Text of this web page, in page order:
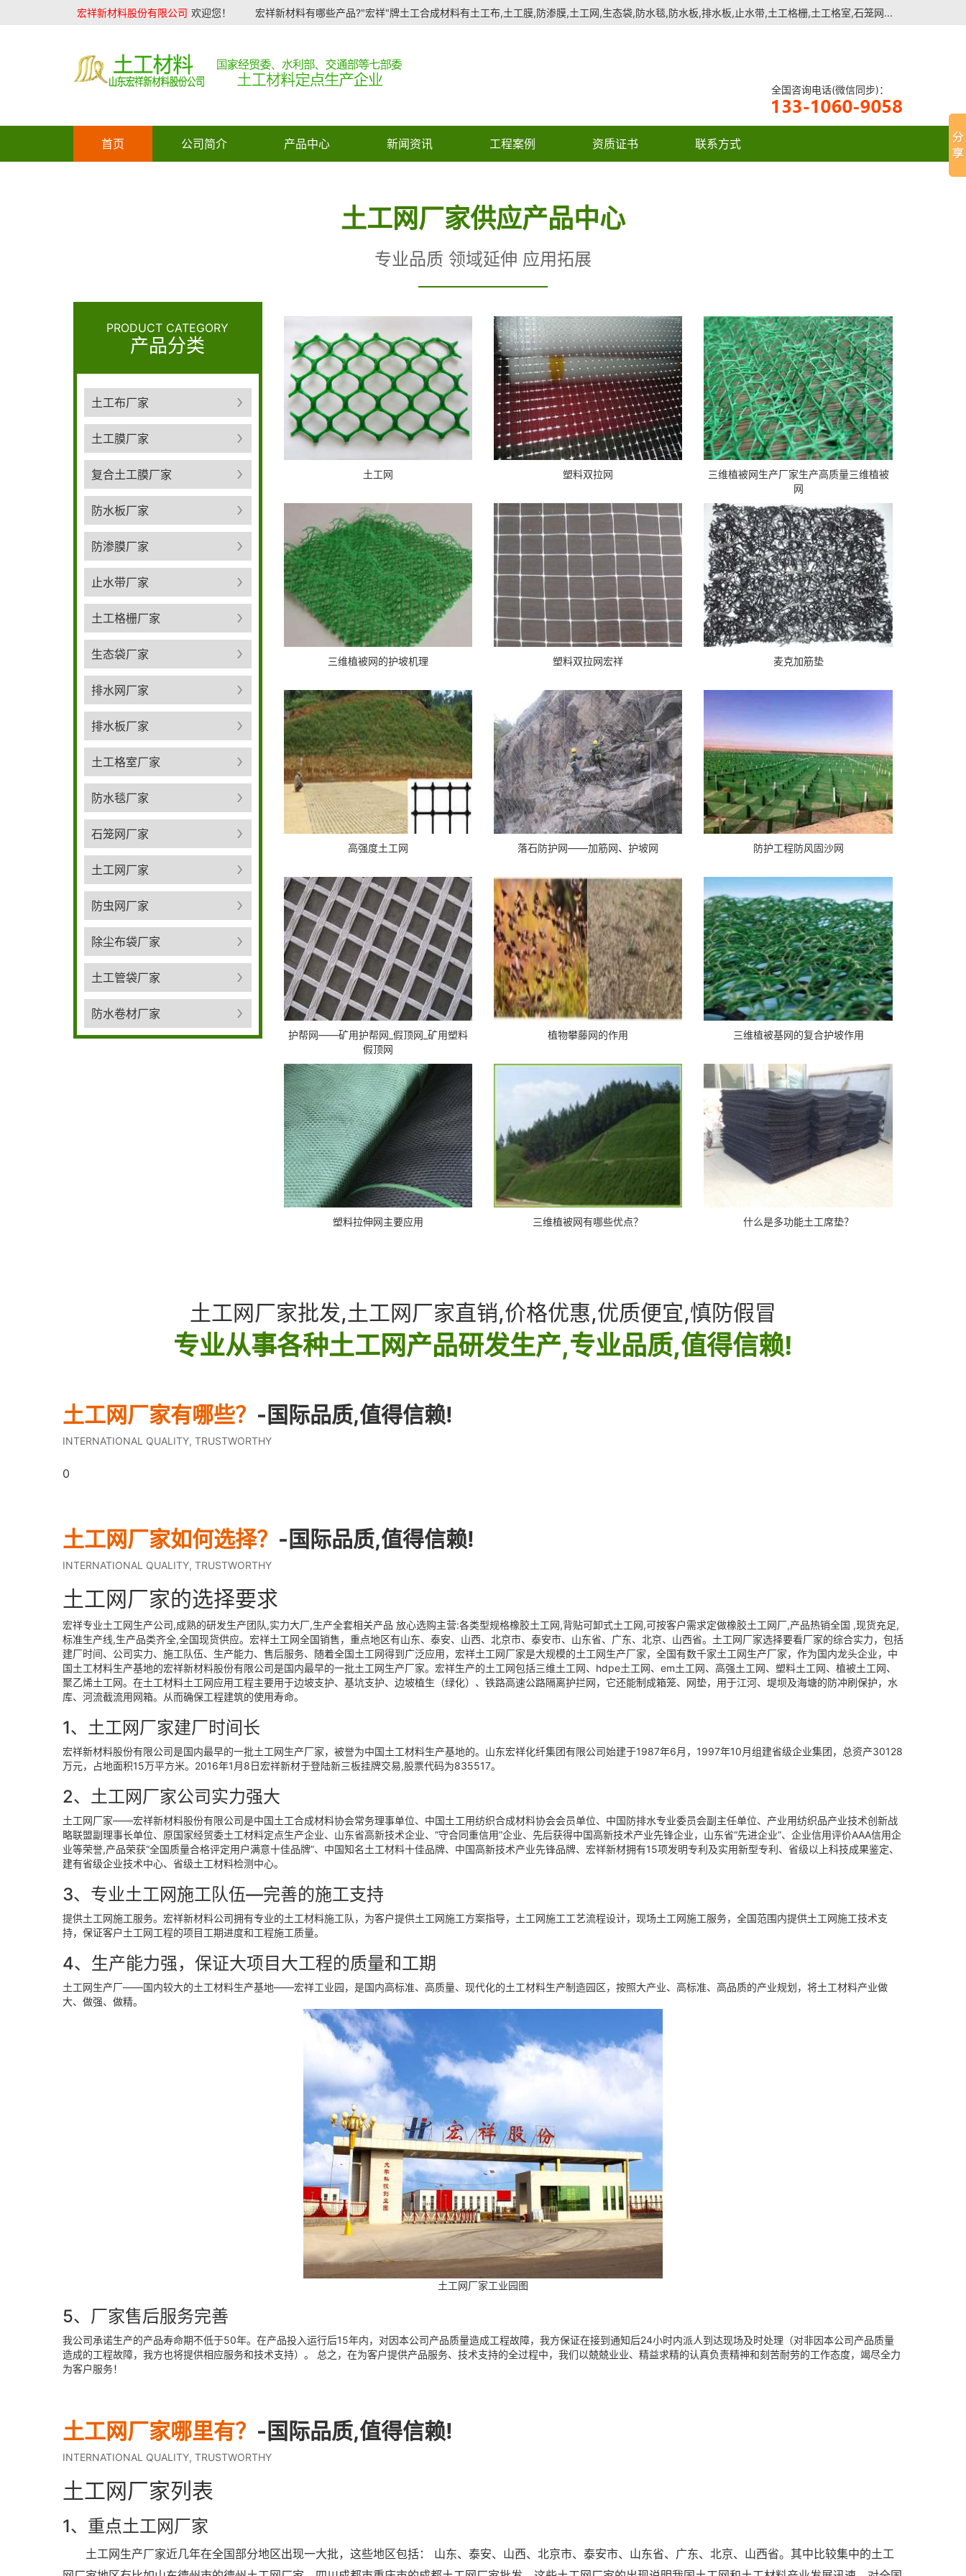
宏祥新材料股份有限公司 欢迎您！ 宏祥新材料有哪些产品?"宏祥"牌土工合成材料有土工布,土工膜,防渗膜,土工网,生态袋,防水毯,防水板,排水板,止水带,土工格栅,土工格室,石笼网...
全国咨询电话(微信同步)：
首页 公司简介 产品中心 新闻资讯 工程案例 资质证书 联系方式
土工网厂家供应产品中心
专业品质 领域延伸 应用拓展
PRODUCT CATEGORY
产品分类
土工布厂家
土工膜厂家
复合土工膜厂家
防水板厂家
防渗膜厂家
止水带厂家
土工格栅厂家
生态袋厂家
排水网厂家
排水板厂家
土工格室厂家
防水毯厂家
石笼网厂家
土工网厂家
防虫网厂家
除尘布袋厂家
土工管袋厂家
防水卷材厂家
土工网 塑料双拉网
三维植被网生产厂家生产高质量三维植被
网
三维植被网的护坡机理 塑料双拉网宏祥 麦克加筋垫
高强度土工网 落石防护网——加筋网、护坡网 防护工程防风固沙网
护帮网——矿用护帮网_假顶网_矿用塑料
假顶网
植物攀藤网的作用 三维植被基网的复合护坡作用
塑料拉伸网​主要应用 三维植被网有哪些优点？ 什么是多功能土工席垫？
土工网厂家批发,土工网厂家直销,价格优惠,优质便宜,慎防假冒
专业从事各种土工网产品研发生产,专业品质,值得信赖!
土工网厂家有哪些？ -国际品质,值得信赖!
INTERNATIONAL QUALITY, TRUSTWORTHY
0
土工网厂家如何选择？ -国际品质,值得信赖!
INTERNATIONAL QUALITY, TRUSTWORTHY
土工网厂家的选择要求
宏祥专业土工网生产公司,成熟的研发生产团队,实力大厂,生产全套相关产品 放心选购主营:各类型规格橡胶土工网,背贴可卸式土工网,可按客户需求定做橡胶土工网厂,产品热销全国 ,现货充足,
标准生产线,生产品类齐全,全国现货供应。宏祥土工网全国销售，重点地区有山东、泰安、山西、北京市、泰安市、山东省、广东、北京、山西省。土工网厂家选择要看厂家的综合实力，包括
建厂时间、公司实力、施工队伍、生产能力、售后服务、随着全国土工网得到广泛应用，宏祥土工网厂家是大规模的土工网生产厂家，全国有数千家土工网生产厂家，作为国内龙头企业，中
国土工材料生产基地的宏祥新材料股份有限公司是国内最早的一批土工网生产厂家。宏祥生产的土工网包括三维土工网、hdpe土工网、em土工网、高强土工网、塑料土工网、植被土工网、
聚乙烯土工网。在土工材料土工网应用工程主要用于边坡支护、基坑支护、边坡植生（绿化）、铁路高速公路隔离护拦网，它还能制成箱笼、网垫，用于江河、堤坝及海塘的防冲刷保护，水
库、河流截流用网箱。从而确保工程建筑的使用寿命。
1、土工网厂家建厂时间长
宏祥新材料股份有限公司是国内最早的一批土工网生产厂家，被誉为中国土工材料生产基地的。山东宏祥化纤集团有限公司始建于1987年6月，1997年10月组建省级企业集团，总资产30128
万元，占地面积15万平方米。2016年1月8日宏祥新材于登陆新三板挂牌交易,股票代码为835517。
2、土工网厂家公司实力强大
土工网厂家——宏祥新材料股份有限公司是中国土工合成材料协会常务理事单位、中国土工用纺织合成材料协会会员单位、中国防排水专业委员会副主任单位、产业用纺织品产业技术创新战
略联盟副理事长单位、原国家经贸委土工材料定点生产企业、山东省高新技术企业、“守合同重信用”企业、先后获得中国高新技术产业先锋企业，山东省“先进企业”、企业信用评价AAA信用企
业等荣誉,产品荣获“全国质量合格评定用户满意十佳品牌”、中国知名土工材料十佳品牌、中国高新技术产业先锋品牌、宏祥新材拥有15项发明专利及实用新型专利、省级以上科技成果鉴定、
建有省级企业技术中心、省级土工材料检测中心。
3、专业土工网施工队伍—完善的施工支持
提供土工网施工服务。宏祥新材料公司拥有专业的土工材料施工队，为客户提供土工网施工方案指导，土工网施工工艺流程设计，现场土工网施工服务，全国范围内提供土工网施工技术支
持，保证客户土工网工程的项目工期进度和工程施工质量。
4、生产能力强，保证大项目大工程的质量和工期
土工网生产厂——国内较大的土工材料生产基地——宏祥工业园，是国内高标准、高质量、现代化的土工材料生产制造园区，按照大产业、高标准、高品质的产业规划，将土工材料产业做
大、做强、做精。
土工网厂家工业园图
5、厂家售后服务完善
我公司承诺生产的产品寿命期不低于50年。在产品投入运行后15年内，对因本公司产品质量造成工程故障，我方保证在接到通知后24小时内派人到达现场及时处理（对非因本公司产品质量
造成的工程故障，我方也将提供相应服务和技术支持）。 总之，在为客户提供产品服务、技术支持的全过程中，我们以兢兢业业、精益求精的认真负责精神和刻苦耐劳的工作态度，竭尽全力
为客户服务！
土工网厂家哪里有？ -国际品质,值得信赖!
INTERNATIONAL QUALITY, TRUSTWORTHY
土工网厂家列表
1、重点土工网厂家
土工网生产厂家近几年在全国部分地区出现一大批，这些地区包括： 山东、泰安、山西、北京市、泰安市、山东省、广东、北京、山西省。其中比较集中的土工